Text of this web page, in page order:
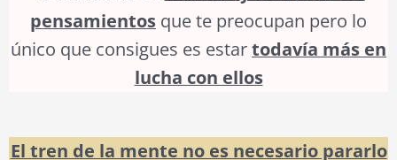
pensamientos que te preocupan pero lo
único que consigues es estartodavía más en
lucha con ellos
El tren de la mente no es necesario pararlo